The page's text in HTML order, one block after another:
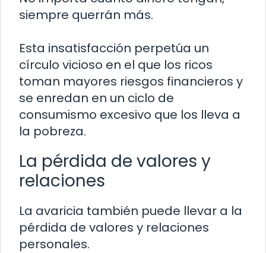
siempre querrán más.
Esta insatisfacción perpetúa un
círculo vicioso en el que los ricos
toman mayores riesgos financieros y
se enredan en un ciclo de
consumismo excesivo que los lleva a
la pobreza.
La pérdida de valores y
relaciones
La avaricia también puede llevar a la
pérdida de valores y relaciones
personales.